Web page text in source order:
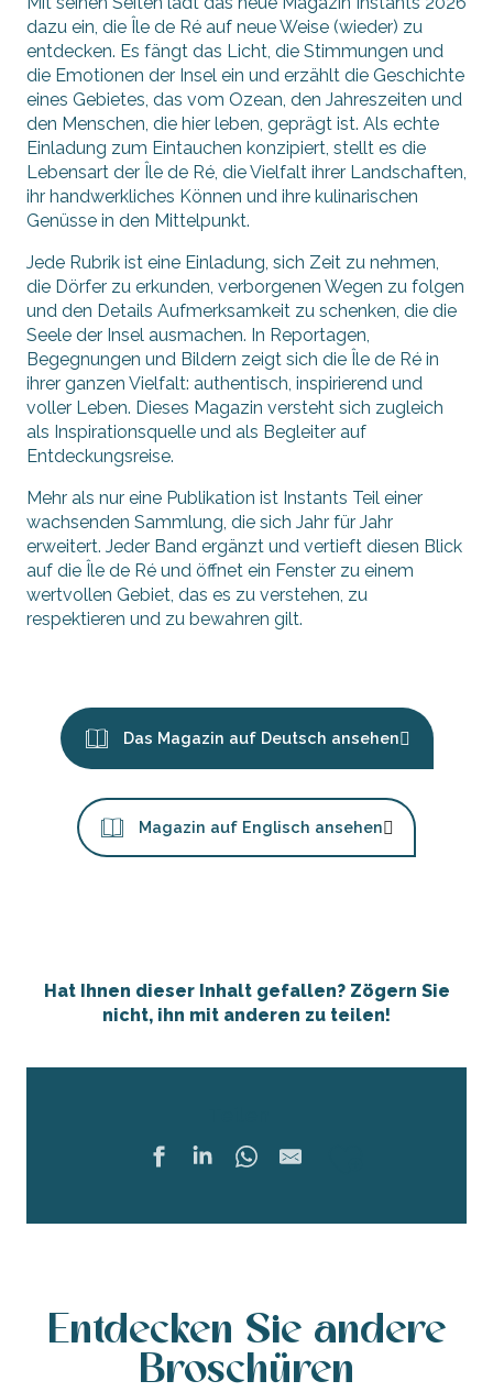
dazu ein, die Île de Ré auf neue Weise (wieder) zu
entdecken. Es fängt das Licht, die Stimmungen und
die Emotionen der Insel ein und erzählt die Geschichte
eines Gebietes, das vom Ozean, den Jahreszeiten und
den Menschen, die hier leben, geprägt ist. Als echte
Einladung zum Eintauchen konzipiert, stellt es die
Lebensart der Île de Ré, die Vielfalt ihrer Landschaften,
ihr handwerkliches Können und ihre kulinarischen
Genüsse in den Mittelpunkt.
Jede Rubrik ist eine Einladung, sich Zeit zu nehmen,
die Dörfer zu erkunden, verborgenen Wegen zu folgen
und den Details Aufmerksamkeit zu schenken, die die
Seele der Insel ausmachen. In Reportagen,
Begegnungen und Bildern zeigt sich die Île de Ré in
ihrer ganzen Vielfalt: authentisch, inspirierend und
voller Leben. Dieses Magazin versteht sich zugleich
als Inspirationsquelle und als Begleiter auf
Entdeckungsreise.
Mehr als nur eine Publikation ist Instants Teil einer
wachsenden Sammlung, die sich Jahr für Jahr
erweitert. Jeder Band ergänzt und vertieft diesen Blick
auf die Île de Ré und öffnet ein Fenster zu einem
wertvollen Gebiet, das es zu verstehen, zu
respektieren und zu bewahren gilt.
Das Magazin auf Deutsch ansehen
Magazin auf Englisch ansehen
Hat Ihnen dieser Inhalt gefallen? Zögern Sie
nicht, ihn mit anderen zu teilen!
Entdecken Sie andere
Broschüren